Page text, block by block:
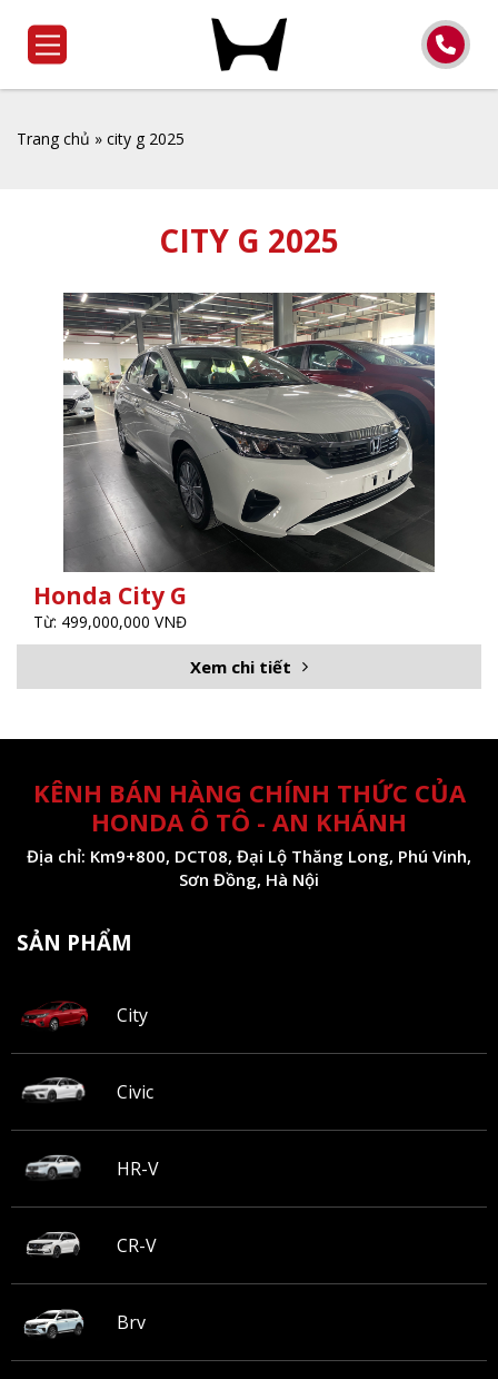
Trang chủ » city g 2025
CITY G 2025
Honda City G
Từ: 499,000,000 VNĐ
Xem chi tiết
KÊNH BÁN HÀNG CHÍNH THỨC CỦA
HONDA Ô TÔ - AN KHÁNH
Địa chỉ: Km9+800, DCT08, Đại Lộ Thăng Long, Phú Vinh,
Sơn Đồng, Hà Nội
SẢN PHẨM
City
Civic
HR-V
CR-V
Brv